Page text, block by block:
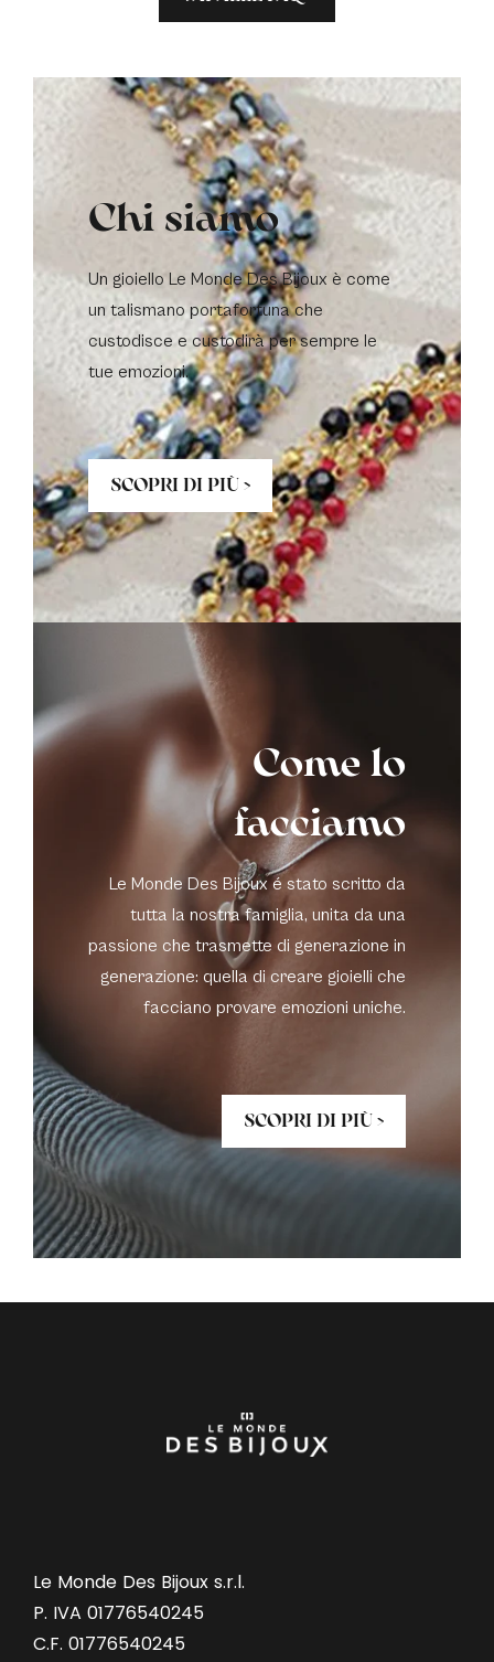
Chi siamo
Un gioiello Le Monde Des Bijoux è come
un talismano portafortuna che
custodisce e custodirà per sempre le
tue emozioni.
SCOPRI DI PIÙ >
Come lo
facciamo
Le Monde Des Bijoux é stato scritto da
tutta la nostra famiglia, unita da una
passione che trasmette di generazione in
generazione: quella di creare gioielli che
facciano provare emozioni uniche.
SCOPRI DI PIÙ >
Le Monde Des Bijoux s.r.l.
P. IVA 01776540245
C.F. 01776540245